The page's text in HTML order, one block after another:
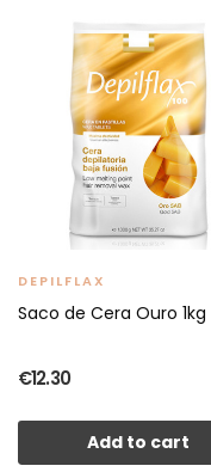
DEPILFLAX
Saco de Cera Ouro 1kg
€12.30
Add to cart